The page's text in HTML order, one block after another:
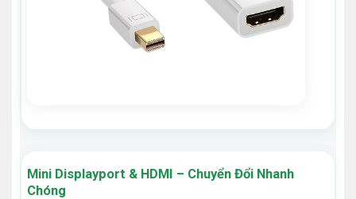
Mini Displayport & HDMI – Chuyển Đổi Nhanh
Chóng